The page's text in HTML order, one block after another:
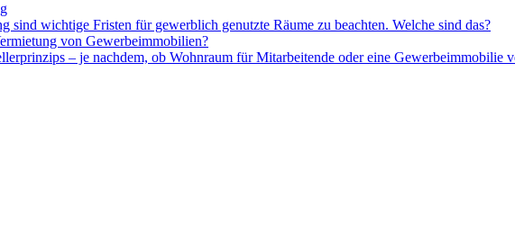
sind wichtige Fristen für gewerblich genutzte Räume zu beachten. Welche sind das?
von Gewerbeimmobilien?
– je nachdem, ob Wohnraum für Mitarbeitende oder eine Gewerbeimmobilie